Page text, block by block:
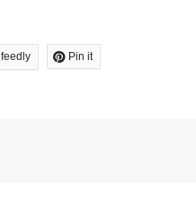
feedly Pin it